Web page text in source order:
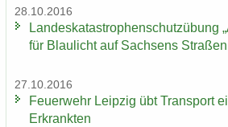
28.10.2016
Lan­des­ka­ta­stro­phen­schutz­übung
für Blau­licht auf Sach­sens Stra­ßen
27.10.2016
Feu­er­wehr Leip­zig übt Trans­port
Er­krank­ten